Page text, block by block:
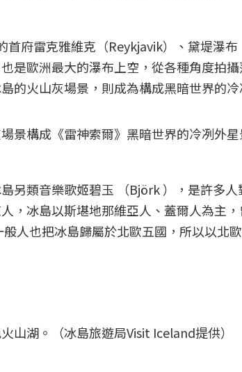
首府雷克雅維克（Reykjavik）、黛堤瀑
是歐洲最大的瀑布上空，從各種角度拍
的火山灰場景，則成為構成黑暗世界的冷
景構成《雷神索爾》黑暗世界的冷冽外星
另類音樂歌姬碧玉 （Björk ），是許多
，冰島以斯堪地那維亞人、蓋爾人為主
人也把冰島歸屬於北歐五國，所以以北
山湖。（冰島旅遊局Visit Iceland提供）